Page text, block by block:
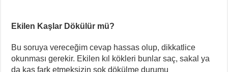
Ekilen Kaşlar Dökülür mü?
Bu soruya vereceğim cevap hassas olup, dikkatlice
okunması gerekir. Ekilen kıl kökleri bunlar saç, sakal ya
da kaş fark etmeksizin şok dökülme durumu